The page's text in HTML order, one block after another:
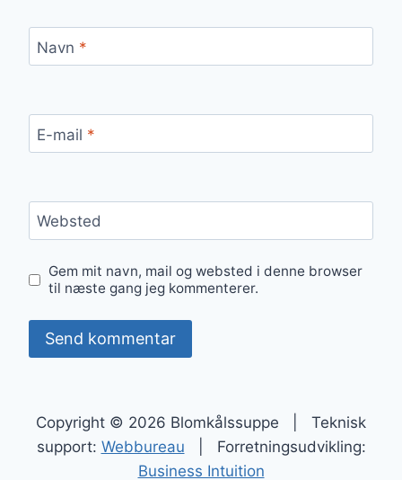
Navn *
E-mail *
Websted
Gem mit navn, mail og websted i denne browser
til næste gang jeg kommenterer.
Copyright © 2026 Blomkålssuppe | Teknisk
support: Webbureau | Forretningsudvikling:
Business Intuition